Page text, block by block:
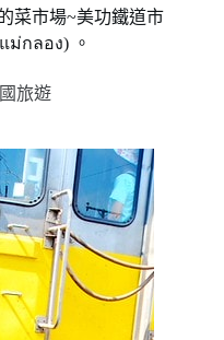
菜市場~美功鐵道市
ม่กลอง) 。
旅遊